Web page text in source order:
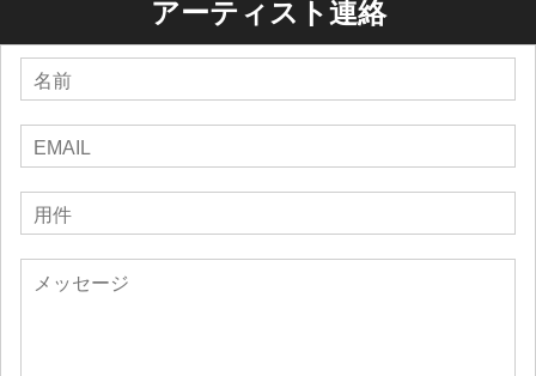
アーティスト連絡